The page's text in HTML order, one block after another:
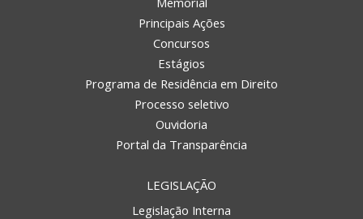
Principais Ações
Concursos
Estágios
Programa de Residência em Direito
Processo seletivo
Ouvidoria
Portal da Transparência
LEGISLAÇÃO
Legislação Interna